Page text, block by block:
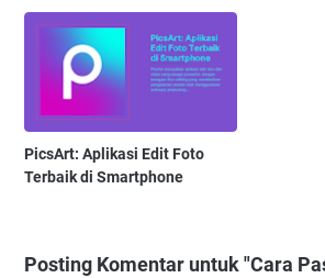
PicsArt: Aplikasi Edit Foto
Terbaik di Smartphone
Posting Komentar untuk "Cara